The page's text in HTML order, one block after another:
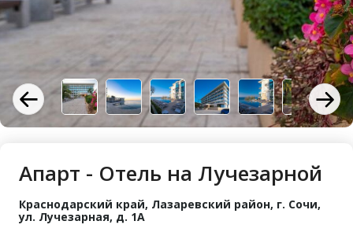
Апарт - Отель на Лучезарной
Краснодарский край, Лазаревский район, г. Сочи,
ул. Лучезарная, д. 1А